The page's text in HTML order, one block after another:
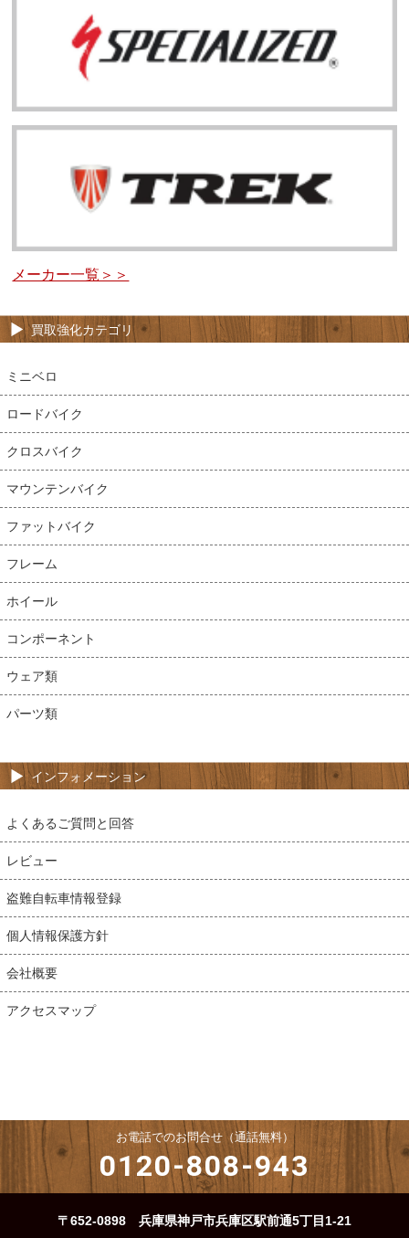
メーカー一覧＞＞
買取強化カテゴリ
ミニベロ
ロードバイク
クロスバイク
マウンテンバイク
ファットバイク
フレーム
ホイール
コンポーネント
ウェア類
パーツ類
インフォメーション
よくあるご質問と回答
レビュー
盗難自転車情報登録
個人情報保護方針
会社概要
アクセスマップ
お電話でのお問合せ（通話無料）
0120-808-943
〒652-0898 兵庫県神戸市兵庫区駅前通5丁目1-21